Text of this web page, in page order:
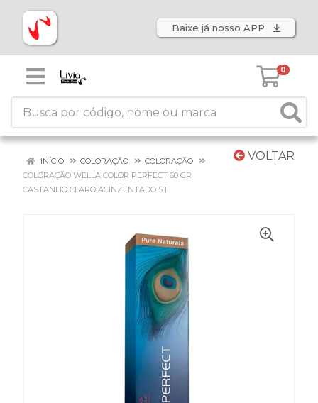
Baixe já nosso APP
0
VOLTAR
INÍCIO COLORAÇÃO
COLORAÇÃO
COLORAÇÃO WELLA COLOR PERFECT 60 GR
CASTANHO CLARO ACINZENTADO 5.1